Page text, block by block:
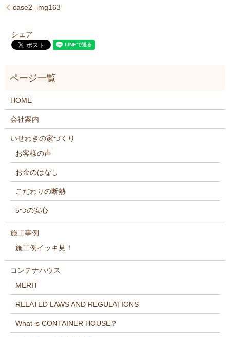
case2_img163
シェア
HOME
会社案内
いせわきの家づくり
お客様の声
お金のはなし
こだわりの断熱
5つの安心
施工事例
施工例イッキ見！
コンテナハウス
MERIT
RELATED LAWS AND REGULATIONS
What is CONTAINER HOUSE？